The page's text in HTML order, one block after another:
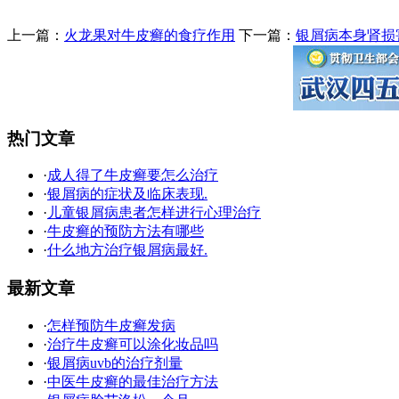
上一篇： 火龙果对牛皮癣的食疗作用 下一篇： 银屑病本身肾损
热门文章
·成人得了牛皮癣要怎么治疗
·银屑病的症状及临床表现.
· 儿童银屑病患者怎样进行心理治疗
·牛皮癣的预防方法有哪些
·什么地方治疗银屑病最好.
最新文章
·怎样预防牛皮癣发病
·治疗牛皮癣可以涂化妆品吗
·银屑病uvb的治疗剂量
·中医牛皮癣的最佳治疗方法